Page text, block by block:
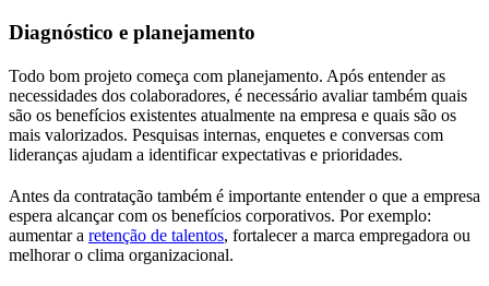
Diagnóstico e planejamento
Todo bom projeto começa com planejamento. Após entender as
necessidades dos colaboradores, é necessário avaliar também quais
são os benefícios existentes atualmente na empresa e quais são os
mais valorizados. Pesquisas internas, enquetes e conversas com
lideranças ajudam a identificar expectativas e prioridades.
Antes da contratação também é importante entender o que a empresa
espera alcançar com os benefícios corporativos. Por exemplo:
aumentar a retenção de talentos, fortalecer a marca empregadora ou
melhorar o clima organizacional.